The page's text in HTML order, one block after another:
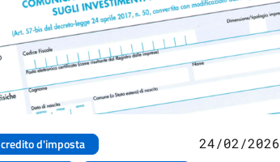
credito d'imposta
24/02/2026